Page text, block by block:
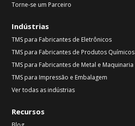
Torne-se um Parceiro
Indústrias
TMS para Fabricantes de Eletrônicos
TMS para Fabricantes de Produtos Químicos
TMS para Fabricantes de Metal e Maquinaria
TMS para Impressão e Embalagem
Ver todas as indústrias
Recursos